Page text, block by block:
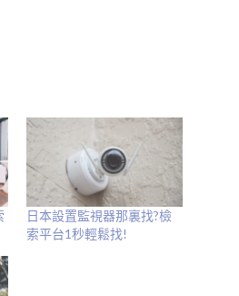
日本設置監視器那裏找?檢
索平台1秒輕鬆找!